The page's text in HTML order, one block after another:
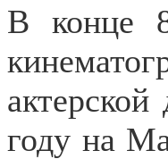
В конце
году на